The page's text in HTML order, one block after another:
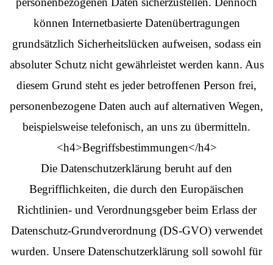
können Internetbasierte Datenübertragungen
grundsätzlich Sicherheitslücken aufweisen, sodass ein
absoluter Schutz nicht gewährleistet werden kann. Aus
diesem Grund steht es jeder betroffenen Person frei,
personenbezogene Daten auch auf alternativen Wegen,
beispielsweise telefonisch, an uns zu übermitteln.
<h4>Begriffsbestimmungen</h4>
Die Datenschutzerklärung beruht auf den
Begrifflichkeiten, die durch den Europäischen
Richtlinien- und Verordnungsgeber beim Erlass der
Datenschutz-Grundverordnung (DS-GVO) verwendet
wurden. Unsere Datenschutzerklärung soll sowohl für